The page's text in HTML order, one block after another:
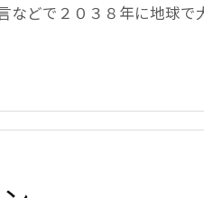
などで２０３８年に地球で